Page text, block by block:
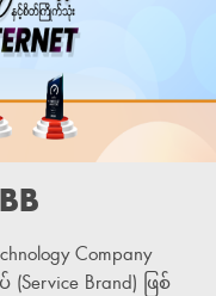
Company
Brand) ဖြစ်